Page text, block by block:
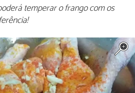
temperar o frango com os